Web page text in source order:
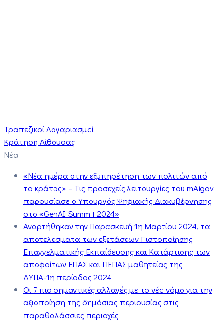
Τραπεζικοί Λογαριασμοί
Κράτηση Αίθουσας
Νέα
«Νέα ημέρα στην εξυπηρέτηση των πολιτών από
το κράτος» – Τις προσεχείς λειτουργίες του mAigov
παρουσίασε ο Υπουργός Ψηφιακής Διακυβέρνησης
στο «GenAI Summit 2024»
Αναρτήθηκαν την Παρασκευή 1η Μαρτίου 2024, τα
αποτελέσματα των εξετάσεων Πιστοποίησης
Επαγγελματικής Εκπαίδευσης και Κατάρτισης των
αποφοίτων ΕΠΑΣ και ΠΕΠΑΣ μαθητείας της
ΔΥΠΑ-1η περίοδος 2024
Οι 7 πιο σημαντικές αλλαγές με το νέο νόμο για την
αξιοποίηση της δημόσιας περιουσίας στις
παραθαλάσσιες περιοχές